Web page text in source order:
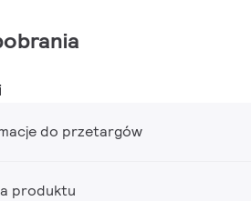
do przetargów
produktu